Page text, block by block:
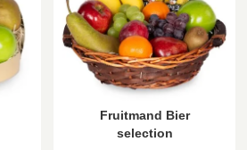
Fruitmand Bier
selection